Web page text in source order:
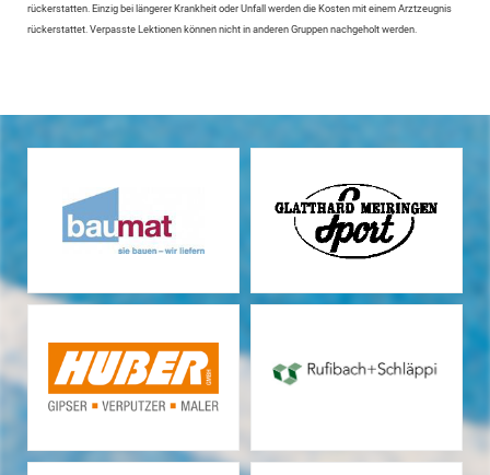
rückerstatten. Einzig bei längerer Krankheit oder Unfall werden die Kosten mit einem Arztzeugnis
rückerstattet. Verpasste Lektionen können nicht in anderen Gruppen nachgeholt werden.